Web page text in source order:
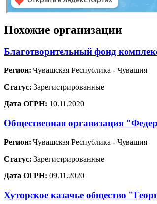
Похожие организации
Благотворительный фонд
Регион: Чувашская Республика - Чувашия
Статус: Зарегистрированные
Дата ОГРН: 10.11.2020
Общественная организация
Регион: Чувашская Республика - Чувашия
Статус: Зарегистрированные
Дата ОГРН: 09.11.2020
Хуторское казачье общество